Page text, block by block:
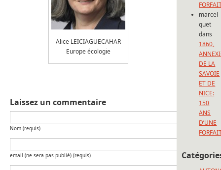
Alice LEICIAGUECAHAR
Europe écologie
Laissez un commentaire
Nom (requis)
email (ne sera pas publié) (requis)
marcel
quet
dans
1860,
DE LA
SAVOIE
ET DE
NICE:
150
ANS
D’UNE